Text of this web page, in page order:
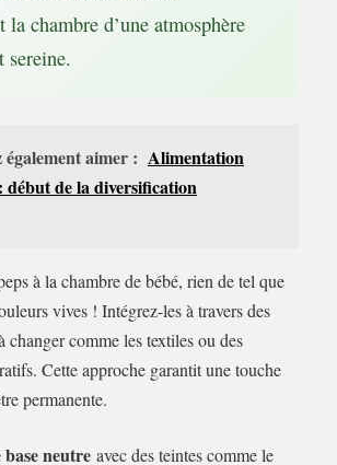
la chambre d’une atmosphère
sereine.
aimer : Alimentation
début de la diversification
à la chambre de bébé, rien de tel que
vives ! Intégrez-les à travers des
changer comme les textiles ou des
Cette approche garantit une touche
permanente.
neutre avec des teintes comme le